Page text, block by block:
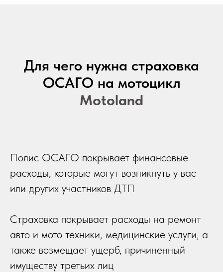
Для чего нужна страховка
ОСАГО на мотоцикл
Motoland
Полис ОСАГО покрывает финансовые
расходы, которые могут возникнуть у вас
или других участников ДТП
Страховка покрывает расходы на ремонт
авто и мото техники, медицинские услуги, а
также возмещает ущерб, причиненный
имуществу третьих лиц